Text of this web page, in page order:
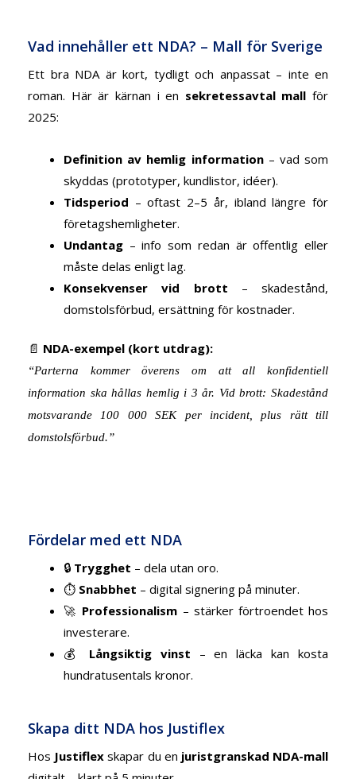
Vad innehåller ett NDA? – Mall för Sverige
Ett bra NDA är kort, tydligt och anpassat – inte en
roman. Här är kärnan i en sekretessavtal mall för
2025:
Definition av hemlig information– vad som
skyddas (prototyper, kundlistor, idéer).
Tidsperiod – oftast 2–5 år, ibland längre för
företagshemligheter.
Undantag – info som redan är offentlig eller
måste delas enligt lag.
Konsekvenser vid brott – skadestånd,
domstolsförbud, ersättning för kostnader.
📄 NDA-exempel (kort utdrag):
“Parterna kommer överens om att all konfidentiell
information ska hållas hemlig i 3 år. Vid brott: Skadestånd
motsvarande 100 000 SEK per incident, plus rätt till
domstolsförbud.”
Fördelar med ett NDA
🔒 Trygghet – dela utan oro.
⏱️ Snabbhet – digital signering på minuter.
🚀 Professionalism – stärker förtroendet hos
investerare.
💰 Långsiktig vinst – en läcka kan kosta
hundratusentals kronor.
Skapa ditt NDA hos Justiflex
Hos Justiflex skapar du en juristgranskad NDA-mall